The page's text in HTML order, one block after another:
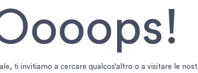
ti invitiamo a cercare qualcos’altro o a visitare le